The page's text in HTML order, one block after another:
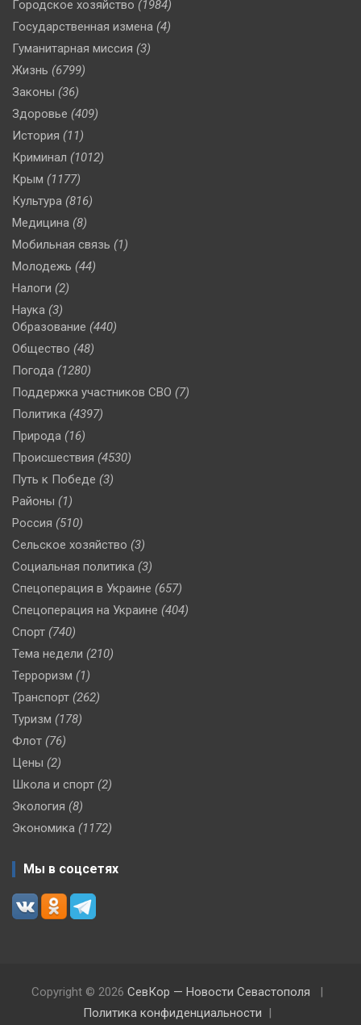
Городское хозяйство (1984)
Государственная измена (4)
Гуманитарная миссия (3)
Жизнь (6799)
Законы (36)
Здоровье (409)
История (11)
Криминал (1012)
Крым (1177)
Культура (816)
Медицина (8)
Мобильная связь (1)
Молодежь (44)
Налоги (2)
Наука (3)
Образование (440)
Общество (48)
Погода (1280)
Поддержка участников СВО (7)
Политика (4397)
Природа (16)
Происшествия (4530)
Путь к Победе (3)
Районы (1)
Россия (510)
Сельское хозяйство (3)
Социальная политика (3)
Спецоперация в Украине (657)
Спецоперация на Украине (404)
Спорт (740)
Тема недели (210)
Терроризм (1)
Транспорт (262)
Туризм (178)
Флот (76)
Цены (2)
Школа и спорт (2)
Экология (8)
Экономика (1172)
Мы в соцсетях
Copyright © 2026 СевКор — Новости Севастополя
Политика конфиденциальности